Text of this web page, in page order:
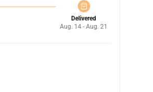
Delivered
Aug. 14 - Aug. 21